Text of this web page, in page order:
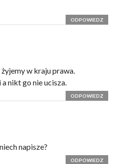
ODPOWIEDZ
w kraju prawa.
nikt go nie ucisza.
ODPOWIEDZ
napisze?
ODPOWIEDZ